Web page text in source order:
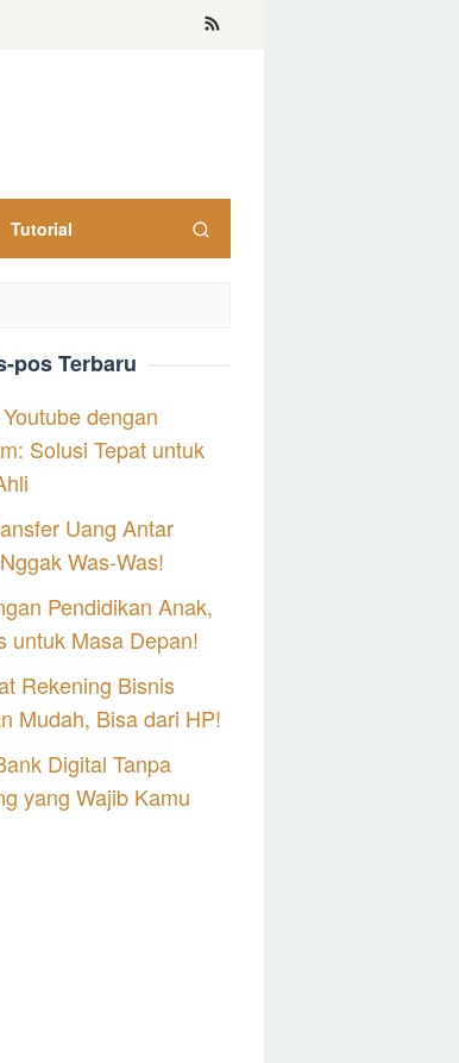
Tutorial
pos Terbaru
dengan
Solusi Tepat untuk
Uang Antar
Was-Was!
Pendidikan Anak,
untuk Masa Depan!
Rekening Bisnis
Mudah, Bisa dari HP!
Digital Tanpa
yang Wajib Kamu